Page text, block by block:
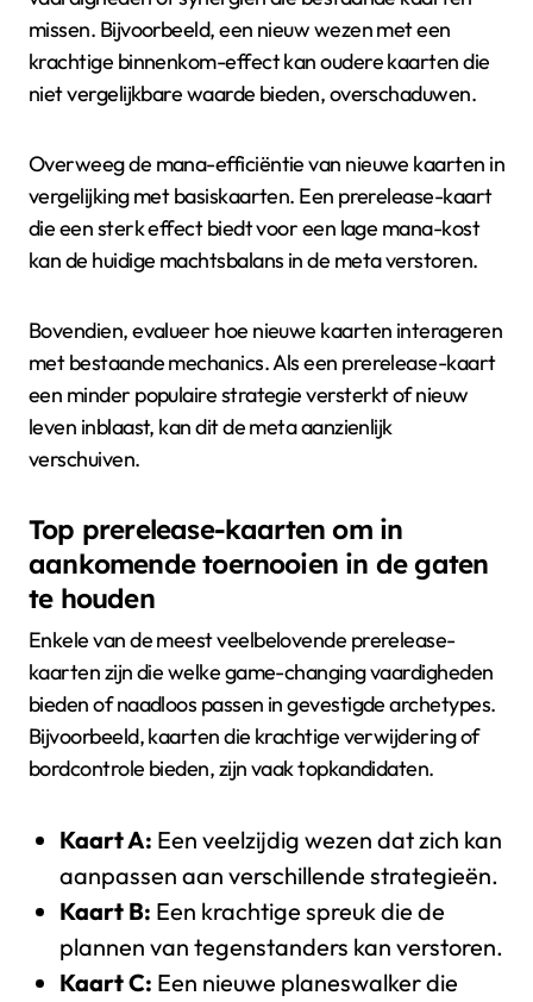
missen. Bijvoorbeeld, een nieuw wezen met een
krachtige binnenkom-effect kan oudere kaarten die
niet vergelijkbare waarde bieden, overschaduwen.
Overweeg de mana-efficiëntie van nieuwe kaarten in
vergelijking met basiskaarten. Een prerelease-kaart
die een sterk effect biedt voor een lage mana-kost
kan de huidige machtsbalans in de meta verstoren.
Bovendien, evalueer hoe nieuwe kaarten interageren
met bestaande mechanics. Als een prerelease-kaart
een minder populaire strategie versterkt of nieuw
leven inblaast, kan dit de meta aanzienlijk
verschuiven.
Top prerelease-kaarten om in
aankomende toernooien in de gaten
te houden
Enkele van de meest veelbelovende prerelease-
kaarten zijn die welke game-changing vaardigheden
bieden of naadloos passen in gevestigde archetypes.
Bijvoorbeeld, kaarten die krachtige verwijdering of
bordcontrole bieden, zijn vaak topkandidaten.
Kaart A: Een veelzijdig wezen dat zich kan
aanpassen aan verschillende strategieën.
Kaart B: Een krachtige spreuk die de
plannen van tegenstanders kan verstoren.
Kaart C: Een nieuwe planeswalker die